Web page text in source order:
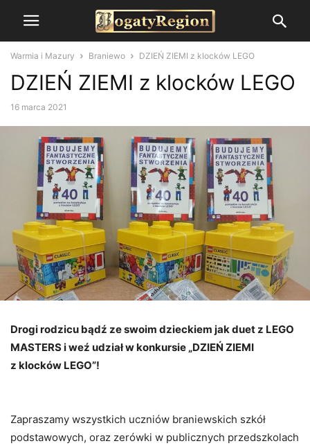
Warmia i Mazury Braniewo DZIEŃ ZIEMI z klocków LEGO
DZIEŃ ZIEMI z klocków LEGO
16 marca 2021
Drogi rodzicu bądź ze swoim dzieckiem jak duet z LEGO
MASTERS i weź udział w konkursie „DZIEŃ ZIEMI
z klocków LEGO”!
Zapraszamy wszystkich uczniów braniewskich szkół
podstawowych, oraz zerówki w publicznych przedszkolach